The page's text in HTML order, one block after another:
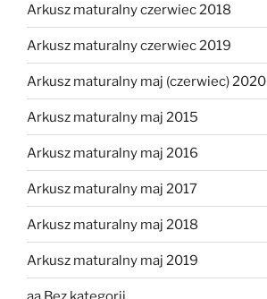
Arkusz maturalny czerwiec 2018
Arkusz maturalny czerwiec 2019
Arkusz maturalny maj (czerwiec) 2020
Arkusz maturalny maj 2015
Arkusz maturalny maj 2016
Arkusz maturalny maj 2017
Arkusz maturalny maj 2018
Arkusz maturalny maj 2019